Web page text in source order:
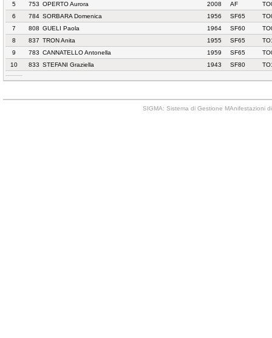
5
753 OPERTO Aurora 2008 AF
6
784 SORBARA Domenica 1956 SF65
7
808 GUELI Paola 1964 SF60
8
837 TRON Anita 1955 SF65
9
783 CANNATELLO Antonella 1959 SF65
10
833 STEFANI Graziella 1943 SF80
SIGMA: Sistema di Gestione MAnifestazioni